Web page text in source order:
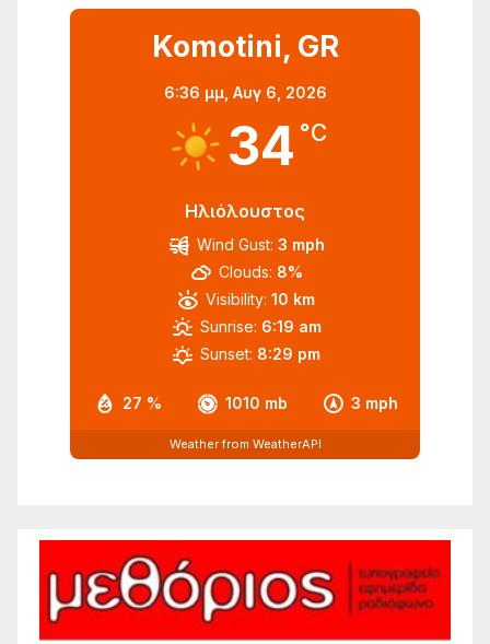
Komotini, GR
6:36 μμ, Αυγ 6, 2026
34 °C
Ηλιόλουστος
27 % 1010 mb 3 mph
Wind Gust: 3 mph
Clouds: 8%
Visibility: 10 km
Sunrise: 6:19 am
Sunset: 8:29 pm
Weather from WeatherAPI